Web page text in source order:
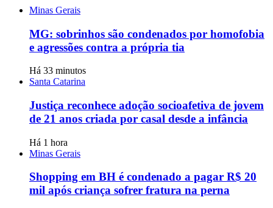
Minas Gerais
MG: sobrinhos são condenados por homofobia
e agressões contra a própria tia
Há 33 minutos
Santa Catarina
Justiça reconhece adoção socioafetiva de jovem
de 21 anos criada por casal desde a infância
Há 1 hora
Minas Gerais
Shopping em BH é condenado a pagar R$ 20
mil após criança sofrer fratura na perna